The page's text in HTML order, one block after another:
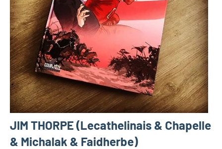
JIM THORPE (Lecathelinais & Chapelle
& Michalak & Faidherbe)